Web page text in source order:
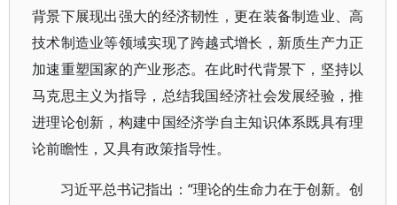
背景下展现出强大的经济韧性，更在装备制造业、高
技术制造业等领域实现了跨越式增长，新质生产力正
加速重塑国家的产业形态。在此时代背景下，坚持以
马克思主义为指导，总结我国经济社会发展经验，推
进理论创新，构建中国经济学自主知识体系既具有理
论前瞻性，又具有政策指导性。
习近平总书记指出：“理论的生命力在于创新。创